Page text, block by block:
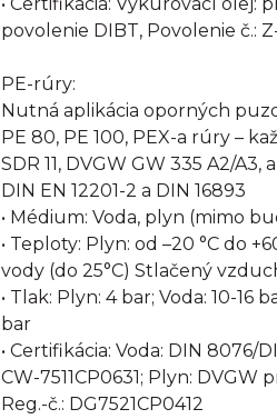
povolenie DIBT, Povolenie č.:
PE-rúry:
Nutná aplikácia oporných
PE 80, PE 100, PEX-a rúry –
SDR 11, DVGW GW 335 A2/
DIN EN 12201-2 a DIN 16893
• Médium: Voda, plyn (mimo
• Teploty: Plyn: od –20 °C do
vody (do 25°C) Stlačený
• Tlak: Plyn: 4 bar; Voda: 10-16
bar
• Certifikácia: Voda: DIN 8076/
CW-7511CP0631; Plyn: DVGW
Reg.-č.: DG7521CP0412